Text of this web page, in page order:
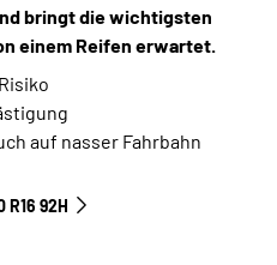
bringt die wichtigsten
einem Reifen erwartet.
auf nasser Fahrbahn
92H